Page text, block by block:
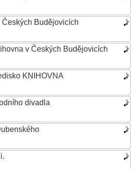
Budějovicích
v Českých Budějovicích
KNIHOVNA
divadla